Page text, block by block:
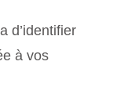
d’identifier
à vos